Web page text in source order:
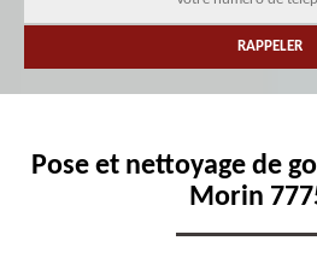
Pose et nettoyage de
Morin